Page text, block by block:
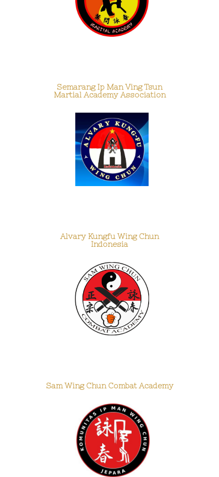
Semarang Ip Man Ving Tsun
Martial Academy Association
Alvary Kungfu Wing Chun
Indonesia
Sam Wing Chun Combat Academy